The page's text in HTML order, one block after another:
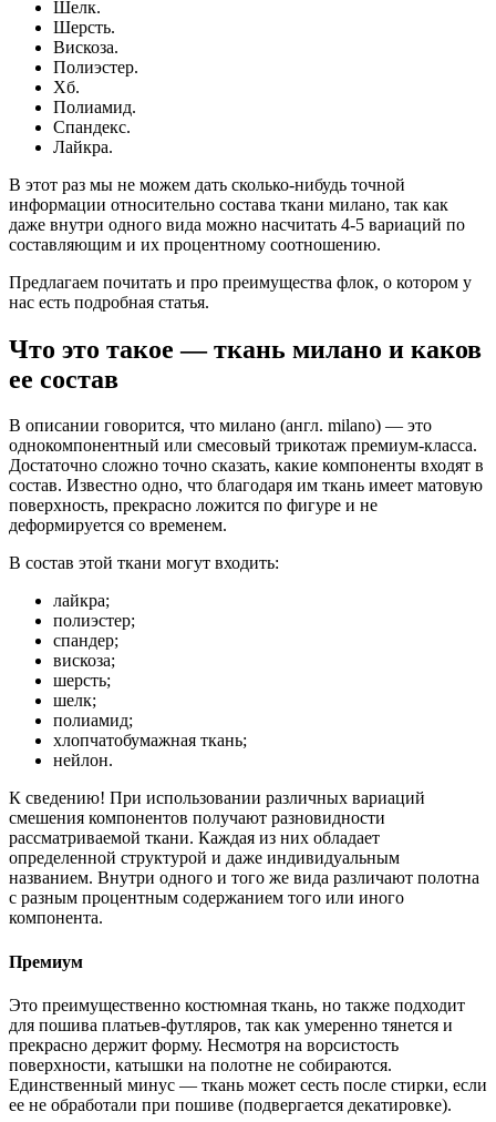
Шелк.
Шерсть.
Вискоза.
Полиэстер.
Хб.
Полиамид.
Спандекс.
Лайкра.
В этот раз мы не можем дать сколько-нибудь точной
информации относительно состава ткани милано, так как
даже внутри одного вида можно насчитать 4-5 вариаций по
составляющим и их процентному соотношению.
Предлагаем почитать и про преимущества флок, о котором у
нас есть подробная статья.
Что это такое — ткань милано и каков
ее состав
В описании говорится, что милано (англ. milano) — это
однокомпонентный или смесовый трикотаж премиум-класса.
Достаточно сложно точно сказать, какие компоненты входят в
состав. Известно одно, что благодаря им ткань имеет матовую
поверхность, прекрасно ложится по фигуре и не
деформируется со временем.
В состав этой ткани могут входить:
лайкра;
полиэстер;
спандер;
вискоза;
шерсть;
шелк;
полиамид;
хлопчатобумажная ткань;
нейлон.
К сведению! При использовании различных вариаций
смешения компонентов получают разновидности
рассматриваемой ткани. Каждая из них обладает
определенной структурой и даже индивидуальным
названием. Внутри одного и того же вида различают полотна
с разным процентным содержанием того или иного
компонента.
Премиум
Это преимущественно костюмная ткань, но также подходит
для пошива платьев-футляров, так как умеренно тянется и
прекрасно держит форму. Несмотря на ворсистость
поверхности, катышки на полотне не собираются.
Единственный минус — ткань может сесть после стирки, если
ее не обработали при пошиве (подвергается декатировке).